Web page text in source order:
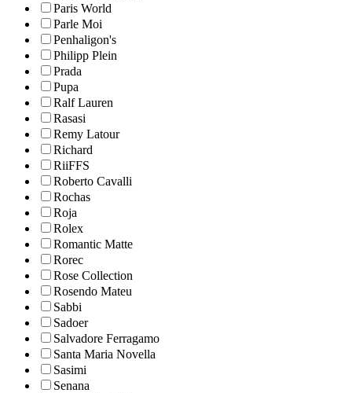
Paris World
Parle Moi
Penhaligon's
Philipp Plein
Prada
Pupa
Ralf Lauren
Rasasi
Remy Latour
Richard
RiiFFS
Roberto Cavalli
Rochas
Roja
Rolex
Romantic Matte
Rorec
Rose Collection
Rosendo Mateu
Sabbi
Sadoer
Salvadore Ferragamo
Santa Maria Novella
Sasimi
Senana